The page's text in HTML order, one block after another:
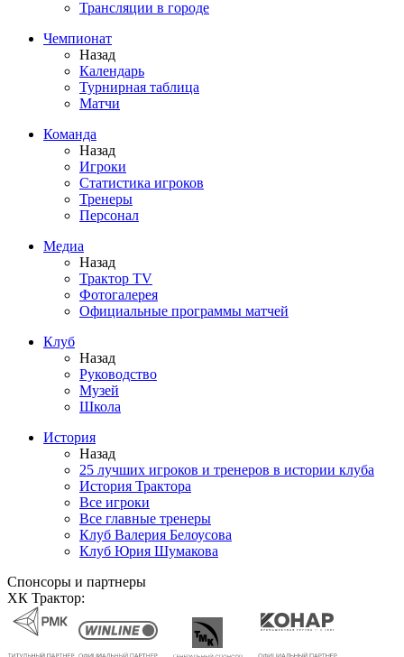
Трансляции в городе
Чемпионат
Назад
Календарь
Турнирная таблица
Матчи
Команда
Назад
Игроки
Статистика игроков
Тренеры
Персонал
Медиа
Назад
Трактор TV
Фотогалерея
Официальные программы матчей
Клуб
Назад
Руководство
Музей
Школа
История
Назад
25 лучших игроков и тренеров в истории клуба
История Трактора
Все игроки
Все главные тренеры
Клуб Валерия Белоусова
Клуб Юрия Шумакова
Спонсоры и партнеры
ХК Трактор: